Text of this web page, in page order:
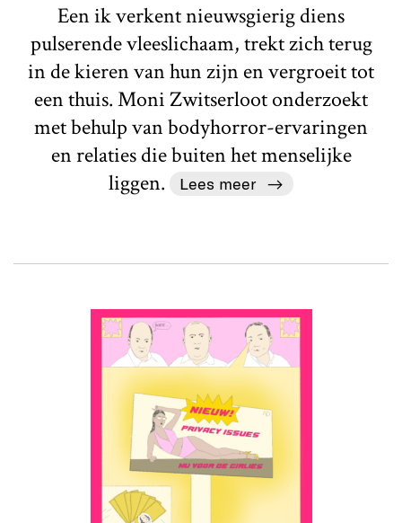
Een ik verkent nieuwsgierig diens
pulserende vleeslichaam, trekt zich terug
in de kieren van hun zijn en vergroeit tot
een thuis. Moni Zwitserloot onderzoekt
met behulp van bodyhorror-ervaringen
en relaties die buiten het menselijke
liggen.
Lees meer